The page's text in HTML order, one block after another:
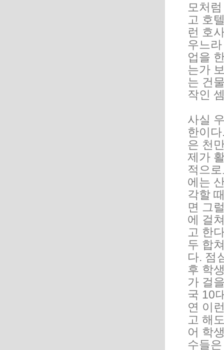
모처
고 호
런 호
우느
업을
는가
는 건
작인
사실
한이
은 천
제가
적으
에는
각할
면 그
에 걸
고 한
두 합
다. 점
후 학
가 걸
국 10
연 이
고 해
어 학
수들